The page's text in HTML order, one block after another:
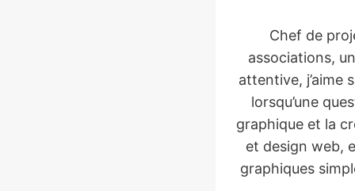
Chef de
associations,
attentive, j’aime
lorsqu’une
graphique et la
et design web,
graphiques